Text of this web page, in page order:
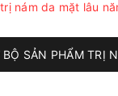
nám da mặt lâu
BỘ SẢN PHẨM TRỊ